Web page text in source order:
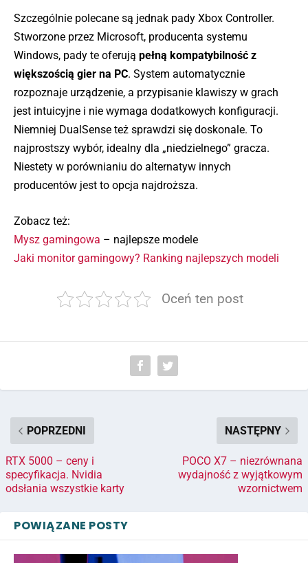
Szczególnie polecane są jednak pady Xbox Controller.
Stworzone przez Microsoft, producenta systemu
Windows, pady te oferują pełną kompatybilność z
większością gier na PC. System automatycznie
rozpoznaje urządzenie, a przypisanie klawiszy w grach
jest intuicyjne i nie wymaga dodatkowych konfiguracji.
Niemniej DualSense też sprawdzi się doskonale. To
najprostszy wybór, idealny dla „niedzielnego” gracza.
Niestety w porównianiu do alternatyw innych
producentów jest to opcja najdroższa.
Zobacz też:
Mysz gamingowa – najlepsze modele
Jaki monitor gamingowy? Ranking najlepszych modeli
Oceń ten post
POPRZEDNI
RTX 5000 – ceny i
specyfikacja. Nvidia
odsłania wszystkie karty
NASTĘPNY
POCO X7 – niezrównana
wydajność z wyjątkowym
wzornictwem
POWIĄZANE POSTY